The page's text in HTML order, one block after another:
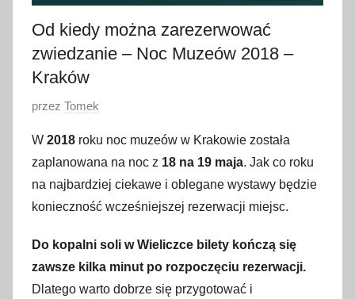
Od kiedy można zarezerwować
zwiedzanie – Noc Muzeów 2018 –
Kraków
O
u
b
l
i
o
w
a
przez Tomek
W 2018 roku noc muzeów w Krakowie została
zaplanowana na noc z 18 na 19 maja. Jak co roku
na najbardziej ciekawe i oblegane wystawy będzie
konieczność wcześniejszej rezerwacji miejsc.
Do kopalni soli w Wieliczce bilety kończą się
zawsze kilka minut po rozpoczęciu rezerwacji.
Dlatego warto dobrze się przygotować i